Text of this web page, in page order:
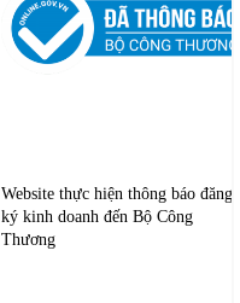
Website thực hiện thông báo đăng
ký kinh doanh đến Bộ Công
Thương